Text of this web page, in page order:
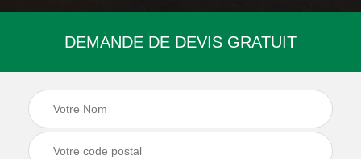
DEMANDE DE DEVIS GRATUIT